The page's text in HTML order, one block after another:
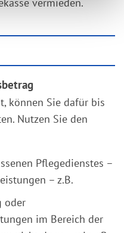
vermieden.
können Sie dafür bis
Nutzen Sie den
Pflegedienstes –
– z.B.
oder
im Bereich der